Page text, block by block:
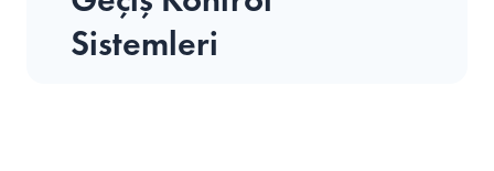
Sistemleri